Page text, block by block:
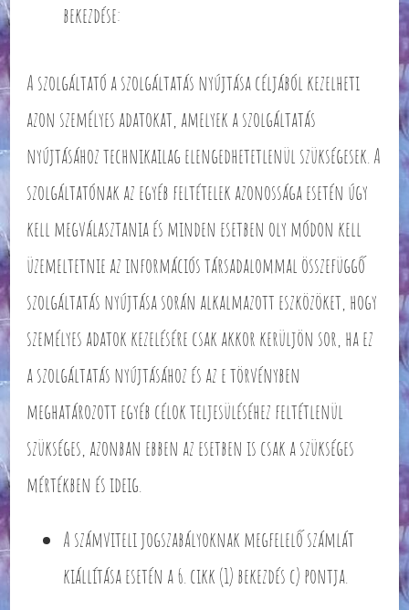
bekezdése:
A szolgáltató a szolgáltatás nyújtása céljából kezelheti
azon személyes adatokat, amelyek a szolgáltatás
nyújtásához technikailag elengedhetetlenül szükségesek. A
szolgáltatónak az egyéb feltételek azonossága esetén úgy
kell megválasztania és minden esetben oly módon kell
üzemeltetnie az információs társadalommal összefüggő
szolgáltatás nyújtása során alkalmazott eszközöket, hogy
személyes adatok kezelésére csak akkor kerüljön sor, ha ez
a szolgáltatás nyújtásához és az e törvényben
meghatározott egyéb célok teljesüléséhez feltétlenül
szükséges, azonban ebben az esetben is csak a szükséges
mértékben és ideig.
A számviteli jogszabályoknak megfelelő számlát
kiállítása esetén a 6. cikk (1) bekezdés c) pontja.